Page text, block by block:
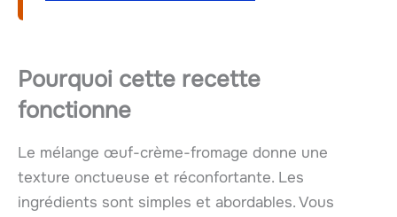
Pourquoi cette recette
fonctionne
Le mélange œuf-crème-fromage donne une
texture onctueuse et réconfortante. Les
ingrédients sont simples et abordables. Vous